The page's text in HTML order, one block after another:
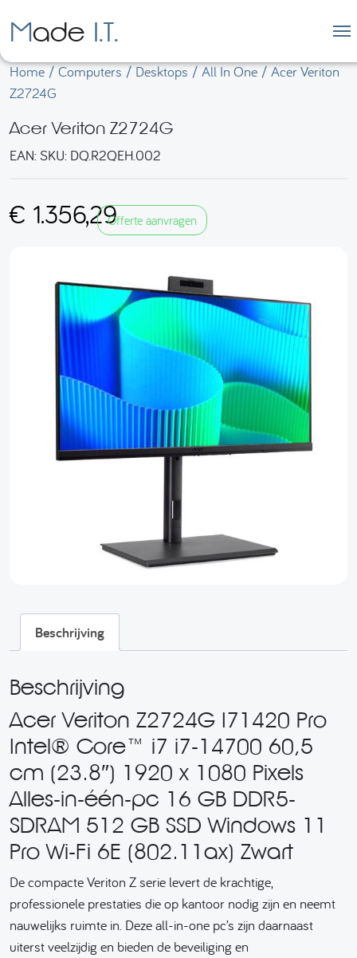
Made I.T.
Home/Computers/Desktops/All In One/ Acer Veriton
Z2724G
Acer Veriton Z2724G
EAN:SKU: DQ.R2QEH.002
€ 1.356,29Offerte aanvragen
Beschrijving
Beschrijving
Acer Veriton Z2724G I71420 Pro
Intel® Core™ i7 i7-14700 60,5
cm (23.8″) 1920 x 1080 Pixels
Alles-in-één-pc 16 GB DDR5-
SDRAM 512 GB SSD Windows 11
Pro Wi-Fi 6E (802.11ax) Zwart
De compacte Veriton Z serie levert de krachtige,
professionele prestaties die op kantoor nodig zijn en neemt
nauwelijks ruimte in. Deze all-in-one pc’s zijn daarnaast
uiterst veelzijdig en bieden de beveiliging en